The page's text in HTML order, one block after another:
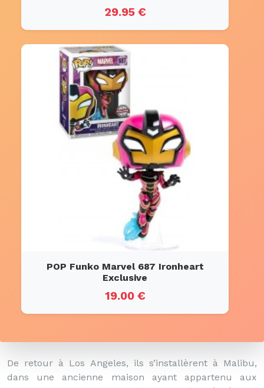
29.95 €
POP Funko Marvel 687 Ironheart
Exclusive
19.00 €
De retour à Los Angeles, ils s’installèrent à Malibu,
dans une ancienne maison ayant appartenu aux